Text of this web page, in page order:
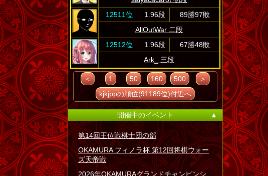
12511位
1.96段
89勝97敗
AllOutWar 二段
12512位
1.96段
67勝48敗
Ark_ 三段
＜ 1 50 160 500
＞
kjkjppの順位(91189位)付近へ
開催中のイベント ▲
第14回王位戦棋士団の部
OKAMURA フィノラ杯 第12回将棋ウォー
ズ天帝戦
2026年OKAMURAグランドチャンピンシ